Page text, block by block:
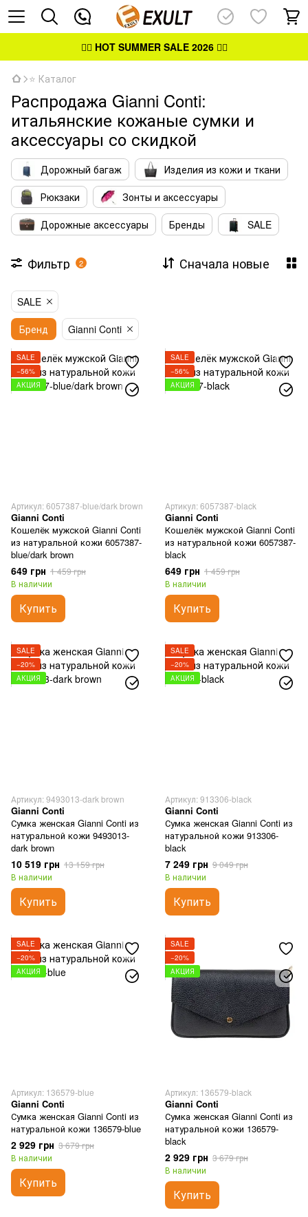
👉🏻 HOT SUMMER SALE 2026👈🏻
⭐ Каталог
Распродажа Gianni Conti:
итальянские кожаные сумки и
аксессуары со скидкой
Дорожный багаж
Изделия из кожи и ткани
Рюкзаки
Зонты и аксессуары
Дорожные аксессуары
Бренды SALE
Фильтр 2 Сначала новые
SALE
Бренд
Gianni Conti
SALE
−56%
АКЦИЯ
Артикул: 6057387-blue/dark brown
Gianni Conti
Кошелёк мужской Gianni Conti
из натуральной кожи 6057387-
blue/dark brown
649 грн 1 459 грн
В наличии
Купить
SALE
−56%
АКЦИЯ
Артикул: 6057387-black
Gianni Conti
Кошелёк мужской Gianni Conti
из натуральной кожи 6057387-
black
649 грн 1 459 грн
В наличии
Купить
SALE
−20%
АКЦИЯ
Артикул: 9493013-dark brown
Gianni Conti
Сумка женская Gianni Conti из
натуральной кожи 9493013-
dark brown
10 519 грн 13 159 грн
В наличии
Купить
SALE
−20%
АКЦИЯ
Артикул: 913306-black
Gianni Conti
Сумка женская Gianni Conti из
натуральной кожи 913306-
black
7 249 грн 9 049 грн
В наличии
Купить
SALE
−20%
АКЦИЯ
Артикул: 136579-blue
Gianni Conti
Сумка женская Gianni Conti из
натуральной кожи 136579-blue
2 929 грн 3 679 грн
В наличии
Купить
SALE
−20%
АКЦИЯ
Артикул: 136579-black
Gianni Conti
Сумка женская Gianni Conti из
натуральной кожи 136579-
black
2 929 грн 3 679 грн
В наличии
Купить